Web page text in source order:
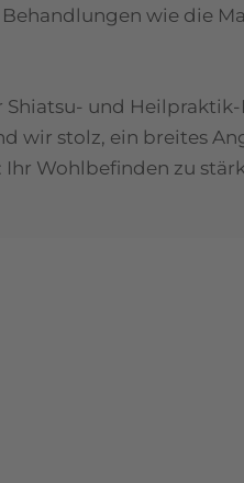
wie die
und Heilpraktik-
wir stolz, ein breites
Wohlbefinden zu